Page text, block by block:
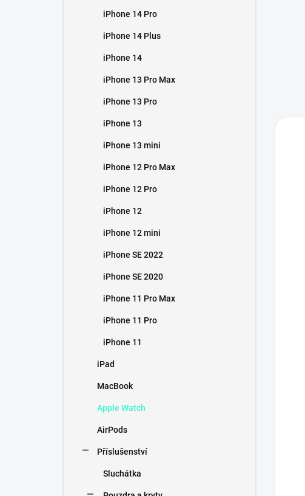
iPhone 14 Pro
iPhone 14 Plus
iPhone 14
iPhone 13 Pro Max
iPhone 13 Pro
iPhone 13
iPhone 13 mini
iPhone 12 Pro Max
iPhone 12 Pro
iPhone 12
iPhone 12 mini
iPhone SE 2022
iPhone SE 2020
iPhone 11 Pro Max
iPhone 11 Pro
iPhone 11
iPad
MacBook
Apple Watch
AirPods
Příslušenství
Sluchátka